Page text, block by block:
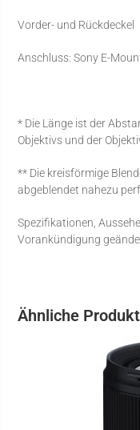
Vorder- und Rückdeckel
Anschluss: Sony E-
* Die Länge ist der
Objektivs und der
** Die kreisförmige
abgeblendet nahezu
Spezifikationen,
Vorankündigung
Ähnliche